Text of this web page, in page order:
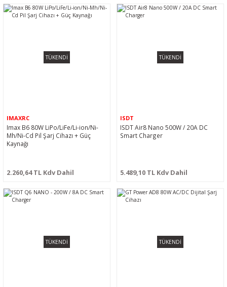
TÜKENDİ
IMAXRC
Imax B6 80W LiPo/LiFe/Li-ion/Ni-
Mh/Ni-Cd Pil Şarj Cihazı + Güç
Kaynağı
2.260,64 TL Kdv Dahil
TÜKENDİ
ISDT
ISDT Air8 Nano 500W / 20A DC
Smart Charger
5.489,10 TL Kdv Dahil
TÜKENDİ TÜKENDİ